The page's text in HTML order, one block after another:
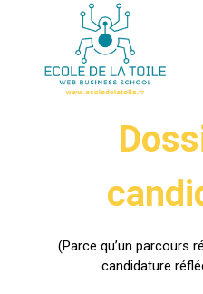
(Parce qu’un parcours
candidature